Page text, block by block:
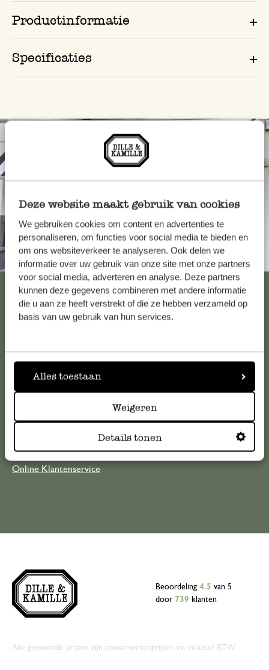
Deze website maakt gebruik van cookies
We gebruiken cookies om content en advertenties te
personaliseren, om functies voor social media te bieden en
om ons websiteverkeer te analyseren. Ook delen we
informatie over uw gebruik van onze site met onze partners
voor social media, adverteren en analyse. Deze partners
kunnen deze gegevens combineren met andere informatie
die u aan ze heeft verstrekt of die ze hebben verzameld op
basis van uw gebruik van hun services.
Alles toestaan
Weigeren
Details tonen
Productinformatie
Specificaties
Altijd in de buurt
Bekijk alle 62 winkels
klantenservice@dille-kamille.com
Online Klantenservice
Beoordeling 4.5 van 5
door 739 klanten
Alle genoemde prijzen zijn consumentenprijzen en inclusief BTW.